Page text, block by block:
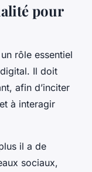
pour
rôle essentiel
Il doit
afin d’inciter
à interagir
il a de
sociaux,